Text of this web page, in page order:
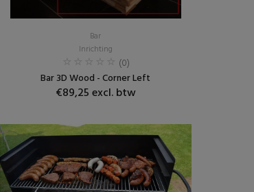
Bar
Inrichting
(0)
Bar 3D Wood - Corner Left
€89,25 excl. btw